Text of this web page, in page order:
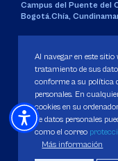
Campus del Puente del
Bogotá.Chía,
Personería Jurídica:
Ministerio de Educación
Política de Protección
Al navegar en este sitio
tratamiento de sus
conforme a su política
personales. En
cookies en su
de datos personales
como el correo
Más información